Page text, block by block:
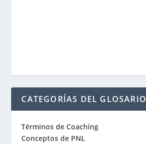
CATEGORÍAS DEL GLOSARIO
Términos de Coaching
Conceptos de PNL